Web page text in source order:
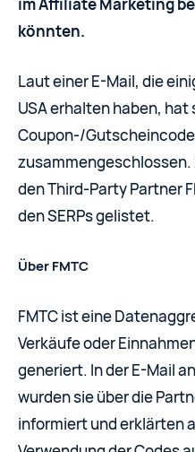
könnten.
Laut einer E-Mail, die
USA erhalten haben, hat
Coupon-/
den Third-Party Partner
den SERPs gelistet.
Über FMTC
FMTC ist eine
Verkäufe oder
generiert. In der E-Mail
wurden sie über die
informiert und erklärten